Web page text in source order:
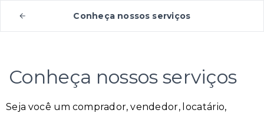
Conheça nossos serviços
Conheça nossos serviços
Seja você um comprador, vendedor, locatário,